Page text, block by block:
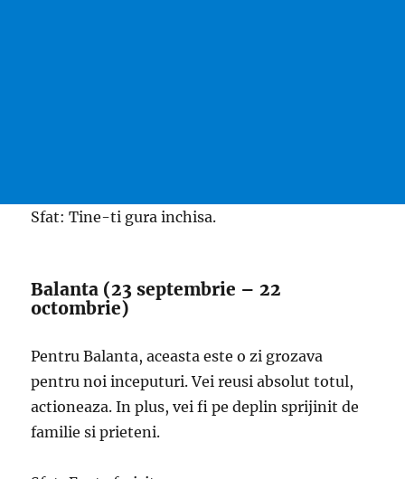
Sfat: Tine-ti gura inchisa.
Balanta (23 septembrie – 22
octombrie)
Pentru Balanta, aceasta este o zi grozava
pentru noi inceputuri. Vei reusi absolut totul,
actioneaza. In plus, vei fi pe deplin sprijinit de
familie si prieteni.